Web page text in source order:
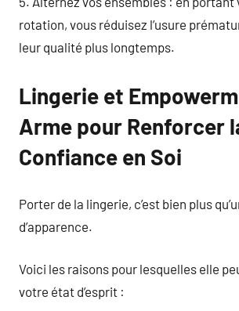
rotation, vous réduisez l’usure
leur qualité plus longtemps.
Lingerie et
Arme pour Renforcer
Confiance en Soi
Porter de la lingerie, c’est bien plus
d’apparence.
Voici les raisons pour lesquelles elle
votre état d’esprit :